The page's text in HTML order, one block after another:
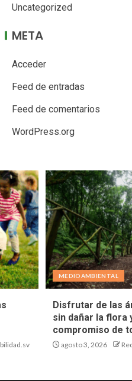
Uncategorized
META
Acceder
Feed de entradas
Feed de comentarios
WordPress.org
MEDIOAMBIENTAL
Disfrutar de las
sin dañar la flora
compromiso de
agosto 3, 2026